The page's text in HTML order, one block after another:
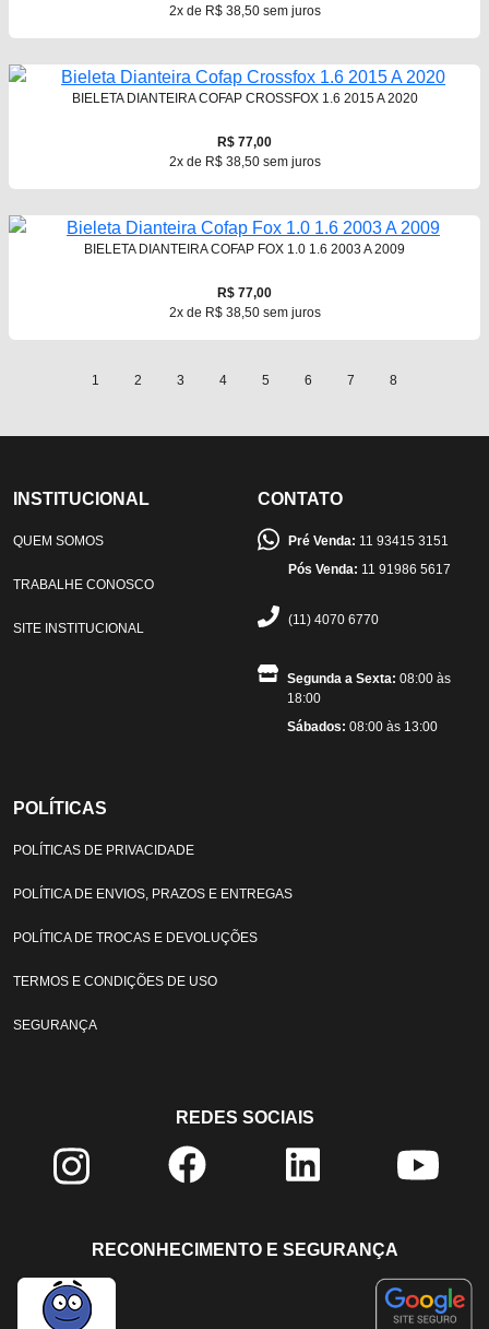
2x de R$ 38,50 sem juros
BIELETA DIANTEIRA COFAP CROSSFOX 1.6 2015 A 2020
R$ 77,00
2x de R$ 38,50 sem juros
BIELETA DIANTEIRA COFAP FOX 1.0 1.6 2003 A 2009
R$ 77,00
2x de R$ 38,50 sem juros
1 2 3 4 5 6 7 8
INSTITUCIONAL
QUEM SOMOS
TRABALHE CONOSCO
SITE INSTITUCIONAL
CONTATO
Pré Venda: 11 93415 3151
Pós Venda: 11 91986 5617
(11) 4070 6770
Segunda a Sexta: 08:00 às
18:00
Sábados: 08:00 às 13:00
POLÍTICAS
POLÍTICAS DE PRIVACIDADE
POLÍTICA DE ENVIOS, PRAZOS E ENTREGAS
POLÍTICA DE TROCAS E DEVOLUÇÕES
TERMOS E CONDIÇÕES DE USO
SEGURANÇA
REDES SOCIAIS
RECONHECIMENTO E SEGURANÇA